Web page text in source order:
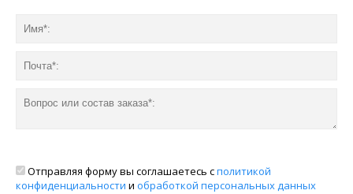
Отправляя форму вы соглашаетесь сполитикой
конфиденциальности и обработкой персональных данных